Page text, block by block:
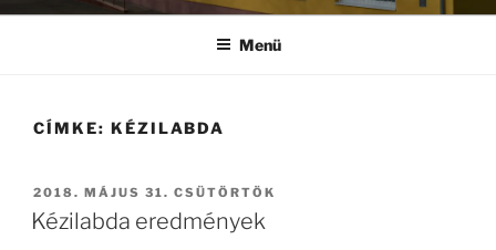
Menü
CÍMKE: KÉZILABDA
BEKÜLDVE:
2018. MÁJUS 31. CSÜTÖRTÖK
Kézilabda eredmények